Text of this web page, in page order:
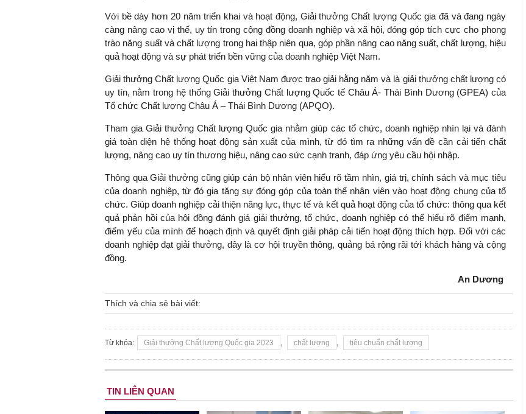
Với bề dày hơn 20 năm triển khai và hoạt động, Giải thưởng Chất lượng Quốc gia đã và đang ngày
càng nâng cao vị thế, uy tín trong cộng đồng doanh nghiệp và xã hội, đóng góp tích cực cho phong
trào năng suất và chất lượng trong hai thập niên qua, góp phần nâng cao năng suất, chất lượng, hiệu
quả hoạt động và sự phát triển bền vững của doanh nghiệp Việt Nam.
Giải thưởng Chất lượng Quốc gia Việt Nam được trao giải hằng năm và là giải thưởng chất lượng có
uy tín, nằm trong hệ thống Giải thưởng Chất lượng Quốc tế Châu Á- Thái Bình Dương (GPEA) của
Tổ chức Chất lượng Châu Á – Thái Bình Dư­ơng (APQO).
Tham gia Giải thưởng Chất lượng Quốc gia nhằm giúp các tổ chức, doanh nghiệp nhìn lại và đánh
giá toàn diện hệ thống hoạt động sản xuất của mình, từ đó tìm ra những vấn đề cần cải tiến chất
lượng, nâng cao uy tín thương hiệu, nâng cao sức cạnh tranh, đáp ứng yêu cầu hội nhập.
Thông qua Giải thưởng cũng giúp cán bộ nhân viên hiểu rõ tầm nhìn, giá trị, chính sách và mục tiêu
của doanh nghiệp, từ đó gia tăng sự đóng góp của toàn thể nhân viên vào hoạt động chung của tổ
chức. Giúp doanh nghiệp cải thiện năng lực, thực tế và kết quả hoạt động của tổ chức: thông qua kết
quả phản hồi của hội đồng đánh giá giải thưởng, tổ chức, doanh nghiệp có thể hiểu rõ điểm mạnh,
điểm yếu của mình để hoạch định và quyết định giải pháp cải tiến hoạt động thích hợp. Đối với các
doanh nghiệp đạt giải thưởng, đây là cơ hội truyền thông, quảng bá rộng rãi tới khách hàng và cộng
đồng.
An Dương
Thích và chia sẻ bài viết:
Từ khóa: Giải thưởng Chất lượng Quốc gia 2023 , chất lượng , tiêu chuẩn chất lượng
TIN LIÊN QUAN
TS. Nguyễn Đức Độ - Phó Viện trưởng
Viện Kinh tế Tài chính
"Có rất nhiều việc phải làm
ngay từ bây giờ và trên thực tế
đang được tiến hành như tăng
đầu tư cho khoa học công
nghệ; ban hành các cơ chế
khuyến khích đổi mới sáng tạo,
khởi nghiệp..."
Việc sử dụng hiệu quả chính
sách tài khóa không chỉ mang ý
nghĩa hỗ trợ ngắn hạn mà còn
tăng trưởng bền vững dài hạn.